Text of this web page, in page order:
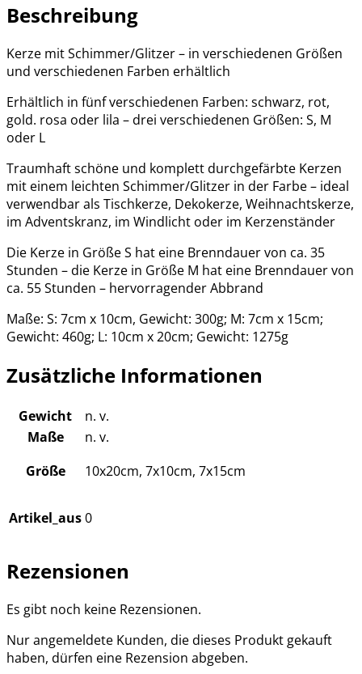
Beschreibung
Kerze mit Schimmer/Glitzer – in verschiedenen Größen
und verschiedenen Farben erhältlich
Erhältlich in fünf verschiedenen Farben: schwarz, rot,
gold. rosa oder lila – drei verschiedenen Größen: S, M
oder L
Traumhaft schöne und komplett durchgefärbte Kerzen
mit einem leichten Schimmer/Glitzer in der Farbe – ideal
verwendbar als Tischkerze, Dekokerze, Weihnachtskerze,
im Adventskranz, im Windlicht oder im Kerzenständer
Die Kerze in Größe S hat eine Brenndauer von ca. 35
Stunden – die Kerze in Größe M hat eine Brenndauer von
ca. 55 Stunden – hervorragender Abbrand
Maße: S: 7cm x 10cm, Gewicht: 300g; M: 7cm x 15cm;
Gewicht: 460g; L: 10cm x 20cm; Gewicht: 1275g
Zusätzliche Informationen
Gewicht
n. v.
Maße
n. v.
Größe
10x20cm, 7x10cm, 7x15cm
Artikel_aus0
Rezensionen
Es gibt noch keine Rezensionen.
Nur angemeldete Kunden, die dieses Produkt gekauft
haben, dürfen eine Rezension abgeben.